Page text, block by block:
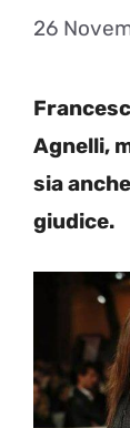
26
Agnelli,
sia
giudice.